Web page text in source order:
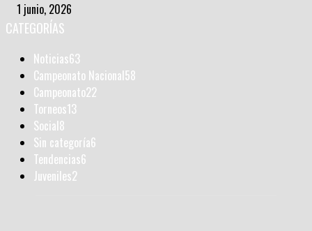
1 junio, 2026
CATEGORÍAS
Noticias63
Campeonato Nacional58
Campeonato22
Torneos13
Social8
Sin categoría6
Tendencias6
Juveniles2